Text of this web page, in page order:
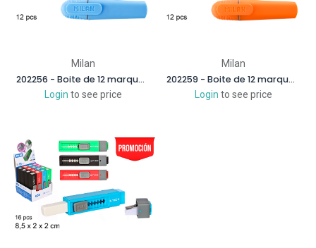
Milan
202256 - Boite de 12 marqueurs bleu fluo
Login to see price
Milan
202259 - Boite de 12 marqueurs orange fluo
Login to see price